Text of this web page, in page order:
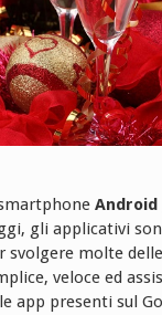
Android
gli applicativi
svolgere molte
veloce ed
app presenti sul